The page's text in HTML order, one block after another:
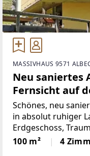
MASSIVHAUS 9571
Neu saniertes
Fernsicht auf
(Provisionsfrei)
Schönes, neu
in absolut ruhiger
Erdgeschoss,
Sonnenlage,
über der
100 m² 4